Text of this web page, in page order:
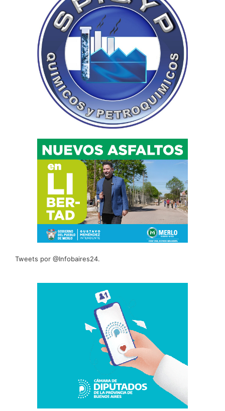
Tweets por @Infobaires24.